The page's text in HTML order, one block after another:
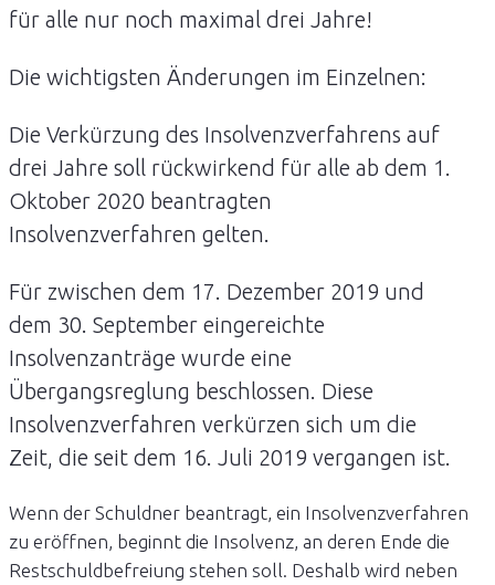
für alle nur noch maximal drei Jahre!
Die wichtigsten Änderungen im Einzelnen:
Die Verkürzung des Insolvenzverfahrens auf
drei Jahre soll rückwirkend für alle ab dem 1.
Oktober 2020 beantragten
Insolvenzverfahren gelten.
Für zwischen dem 17. Dezember 2019 und
dem 30. September eingereichte
Insolvenzanträge wurde eine
Übergangsreglung beschlossen. Diese
Insolvenzverfahren verkürzen sich um die
Zeit, die seit dem 16. Juli 2019 vergangen ist.
Wenn der Schuldner beantragt, ein Insolvenzverfahren
zu eröffnen, beginnt die Insolvenz, an deren Ende die
Restschuldbefreiung stehen soll. Deshalb wird neben